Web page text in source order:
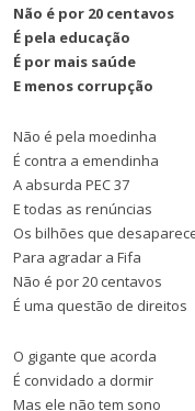
Não é por 20 centavos
É pela educação
É por mais saúde
E menos corrupção
Não é pela moedinha
É contra a emendinha
A absurda PEC 37
E todas as renúncias
Os bilhões que
Para agradar a Fifa
Não é por 20 centavos
É uma questão de direitos
O gigante que acorda
É convidado a dormir
Mas ele não tem sono